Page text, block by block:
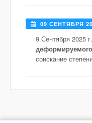
09 СЕНТЯБРЯ
9 Сентября 2025
соискание